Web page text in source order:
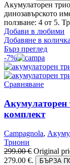
Акумулаторен
динозавърското
ползване: 4 от 5.
Добави в любими
Добавяне в
Бърз преглед
-7%
Сравняване
комплект
Campagnola,
Триони
299.00€ Original
279.00 €.
БЪРЗА